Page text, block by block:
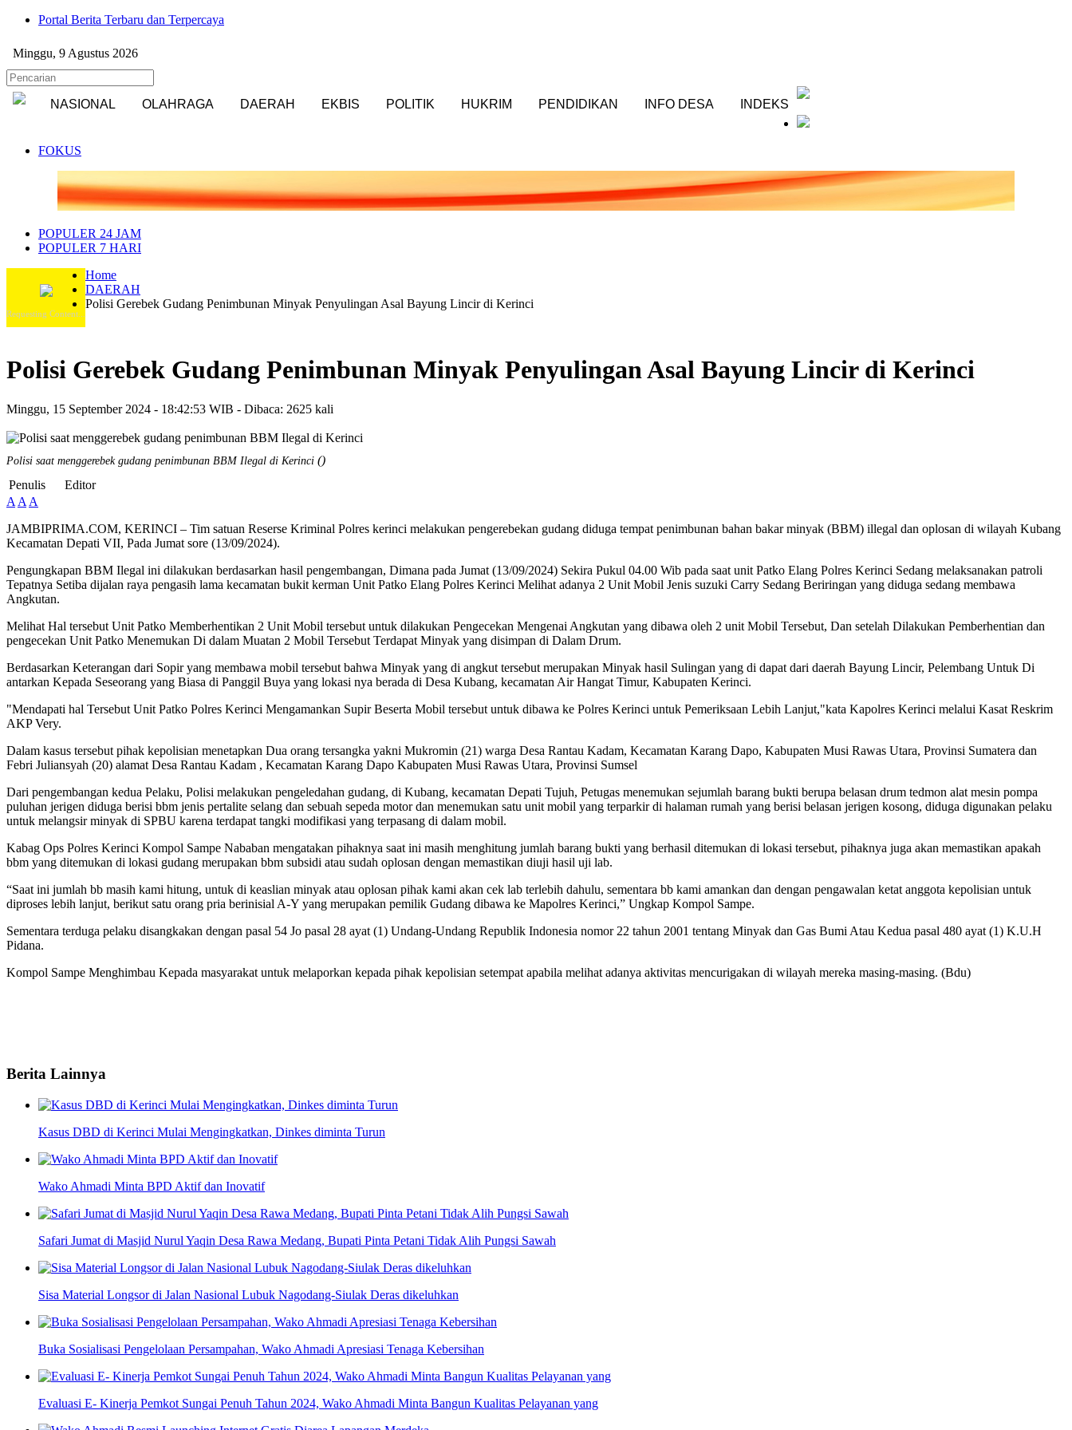
Portal Berita Terbaru dan Terpercaya
Minggu, 9 Agustus 2026
NASIONAL OLAHRAGA DAERAH EKBIS POLITIK HUKRIM PENDIDIKAN INFO DESA INDEKS
FOKUS
POPULER 24 JAM
POPULER 7 HARI
Requesting Content...
Home
DAERAH
Polisi Gerebek Gudang Penimbunan Minyak Penyulingan Asal Bayung Lincir di Kerinci
Polisi Gerebek Gudang Penimbunan Minyak Penyulingan Asal Bayung Lincir di Kerinci
Minggu, 15 September 2024 - 18:42:53 WIB - Dibaca: 2625 kali
Polisi saat menggerebek gudang penimbunan BBM Ilegal di Kerinci ()
Penulis
Editor
A A A
JAMBIPRIMA.COM, KERINCI – Tim satuan Reserse Kriminal Polres kerinci melakukan pengerebekan gudang diduga tempat penimbunan bahan bakar minyak (BBM) illegal dan oplosan di wilayah Kubang
Kecamatan Depati VII, Pada Jumat sore (13/09/2024).
Pengungkapan BBM Ilegal ini dilakukan berdasarkan hasil pengembangan, Dimana pada Jumat (13/09/2024) Sekira Pukul 04.00 Wib pada saat unit Patko Elang Polres Kerinci Sedang melaksanakan patroli
Tepatnya Setiba dijalan raya pengasih lama kecamatan bukit kerman Unit Patko Elang Polres Kerinci Melihat adanya 2 Unit Mobil Jenis suzuki Carry Sedang Beriringan yang diduga sedang membawa
Angkutan.
Melihat Hal tersebut Unit Patko Memberhentikan 2 Unit Mobil tersebut untuk dilakukan Pengecekan Mengenai Angkutan yang dibawa oleh 2 unit Mobil Tersebut, Dan setelah Dilakukan Pemberhentian dan
pengecekan Unit Patko Menemukan Di dalam Muatan 2 Mobil Tersebut Terdapat Minyak yang disimpan di Dalam Drum.
Berdasarkan Keterangan dari Sopir yang membawa mobil tersebut bahwa Minyak yang di angkut tersebut merupakan Minyak hasil Sulingan yang di dapat dari daerah Bayung Lincir, Pelembang Untuk Di
antarkan Kepada Seseorang yang Biasa di Panggil Buya yang lokasi nya berada di Desa Kubang, kecamatan Air Hangat Timur, Kabupaten Kerinci.
"Mendapati hal Tersebut Unit Patko Polres Kerinci Mengamankan Supir Beserta Mobil tersebut untuk dibawa ke Polres Kerinci untuk Pemeriksaan Lebih Lanjut,"kata Kapolres Kerinci melalui Kasat Reskrim
AKP Very.
Dalam kasus tersebut pihak kepolisian menetapkan Dua orang tersangka yakni Mukromin (21) warga Desa Rantau Kadam, Kecamatan Karang Dapo, Kabupaten Musi Rawas Utara, Provinsi Sumatera dan
Febri Juliansyah (20) alamat Desa Rantau Kadam , Kecamatan Karang Dapo Kabupaten Musi Rawas Utara, Provinsi Sumsel
Dari pengembangan kedua Pelaku, Polisi melakukan pengeledahan gudang, di Kubang, kecamatan Depati Tujuh, Petugas menemukan sejumlah barang bukti berupa belasan drum tedmon alat mesin pompa
puluhan jerigen diduga berisi bbm jenis pertalite selang dan sebuah sepeda motor dan menemukan satu unit mobil yang terparkir di halaman rumah yang berisi belasan jerigen kosong, diduga digunakan pelaku
untuk melangsir minyak di SPBU karena terdapat tangki modifikasi yang terpasang di dalam mobil.
Kabag Ops Polres Kerinci Kompol Sampe Nababan mengatakan pihaknya saat ini masih menghitung jumlah barang bukti yang berhasil ditemukan di lokasi tersebut, pihaknya juga akan memastikan apakah
bbm yang ditemukan di lokasi gudang merupakan bbm subsidi atau sudah oplosan dengan memastikan diuji hasil uji lab.
“Saat ini jumlah bb masih kami hitung, untuk di keaslian minyak atau oplosan pihak kami akan cek lab terlebih dahulu, sementara bb kami amankan dan dengan pengawalan ketat anggota kepolisian untuk
diproses lebih lanjut, berikut satu orang pria berinisial A-Y yang merupakan pemilik Gudang dibawa ke Mapolres Kerinci,” Ungkap Kompol Sampe.
Sementara terduga pelaku disangkakan dengan pasal 54 Jo pasal 28 ayat (1) Undang-Undang Republik Indonesia nomor 22 tahun 2001 tentang Minyak dan Gas Bumi Atau Kedua pasal 480 ayat (1) K.U.H
Pidana.
Kompol Sampe Menghimbau Kepada masyarakat untuk melaporkan kepada pihak kepolisian setempat apabila melihat adanya aktivitas mencurigakan di wilayah mereka masing-masing. (Bdu)
Berita Lainnya
Kasus DBD di Kerinci Mulai Mengingkatkan, Dinkes diminta Turun
Wako Ahmadi Minta BPD Aktif dan Inovatif
Safari Jumat di Masjid Nurul Yaqin Desa Rawa Medang, Bupati Pinta Petani Tidak Alih Pungsi Sawah
Sisa Material Longsor di Jalan Nasional Lubuk Nagodang-Siulak Deras dikeluhkan
Buka Sosialisasi Pengelolaan Persampahan, Wako Ahmadi Apresiasi Tenaga Kebersihan
Evaluasi E- Kinerja Pemkot Sungai Penuh Tahun 2024, Wako Ahmadi Minta Bangun Kualitas Pelayanan yang